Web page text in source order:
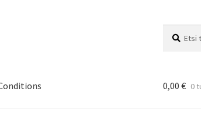
0,00 € 0